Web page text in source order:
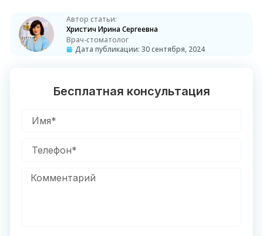
Автор статьи:
Христич Ирина Сергеевна
Врач-стоматолог
Дата публикации: 30 сентября, 2024
Бесплатная консультация